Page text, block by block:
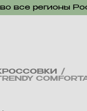
все регионы
/